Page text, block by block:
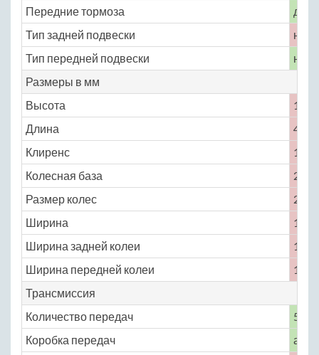
Передние тормоза
Тип задней подвески
Тип передней подвески
Размеры в мм
Высота
1788
Длина
4315
Клиренс
175
Колесная база
2576
Размер колес
215
Ширина
1819
Ширина задней колеи
1582
Ширина передней колеи
1577
Трансмиссия
Количество передач
5
Коробка передач